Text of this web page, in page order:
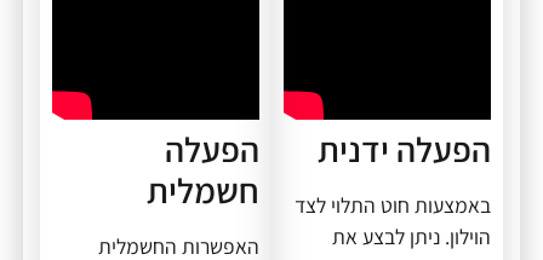
הפעלה ידנית
באמצעות חוט התלוי לצד
הוילון. ניתן לבצע את
הפעלה
חשמלית
האפשרות החשמלית